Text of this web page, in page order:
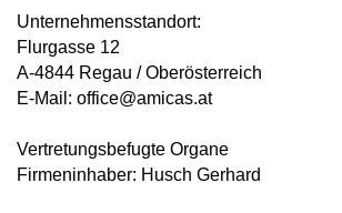
Unternehmensstandort:
Flurgasse 12
A-4844 Regau / Oberösterreich
E-Mail: office@amicas.at
Vertretungsbefugte Organe
Firmeninhaber: Husch Gerhard